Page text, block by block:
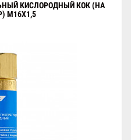
КИСЛОРОДНЫЙ КОК (НА
М16Х1,5